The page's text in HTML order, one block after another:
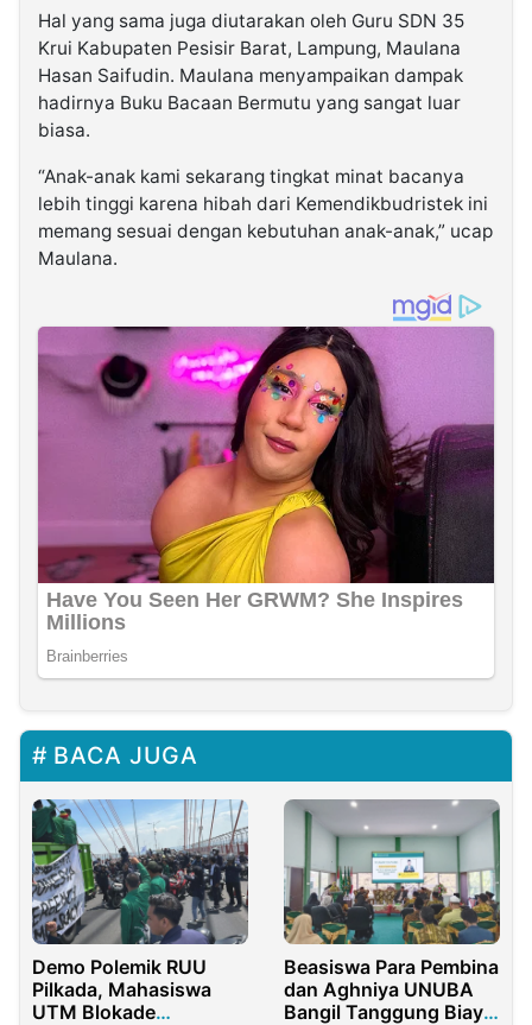
Hal yang sama juga diutarakan oleh Guru SDN 35
Krui Kabupaten Pesisir Barat, Lampung, Maulana
Hasan Saifudin. Maulana menyampaikan dampak
hadirnya Buku Bacaan Bermutu yang sangat luar
biasa.
“Anak-anak kami sekarang tingkat minat bacanya
lebih tinggi karena hibah dari Kemendikbudristek ini
memang sesuai dengan kebutuhan anak-anak,” ucap
Maulana.
BACA JUGA
Demo Polemik RUU
Pilkada, Mahasiswa
UTM Blokade
Beasiswa Para Pembina
dan Aghniya UNUBA
Bangil Tanggung Biaya